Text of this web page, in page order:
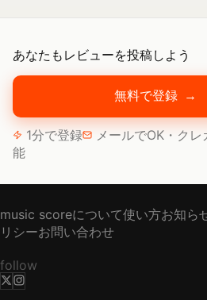
あなたもレビューを投稿しよう
無料で登録 →
1分で登録 メールでOK・クレ
能
music scoreについて使い方お知ら
リシーお問い合わせ
follow